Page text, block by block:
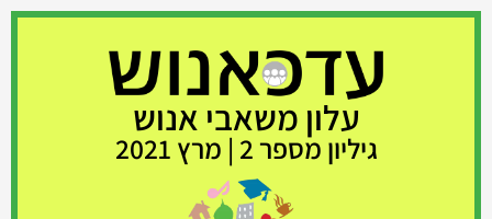
עלון משאבי אנוש
גיליון מספר 2 | מרץ 2021